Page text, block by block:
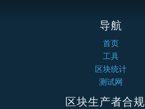
导航
首页
工具
区块统计
测试网
区块生产者合